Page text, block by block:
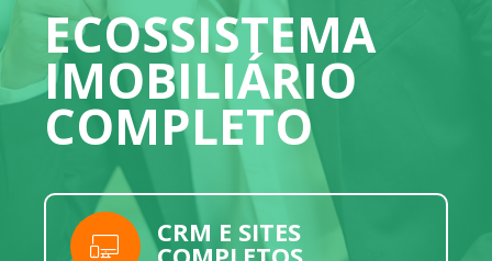
ECOSSISTEMA
IMOBILIÁRIO
COMPLETO
CRM E SITES